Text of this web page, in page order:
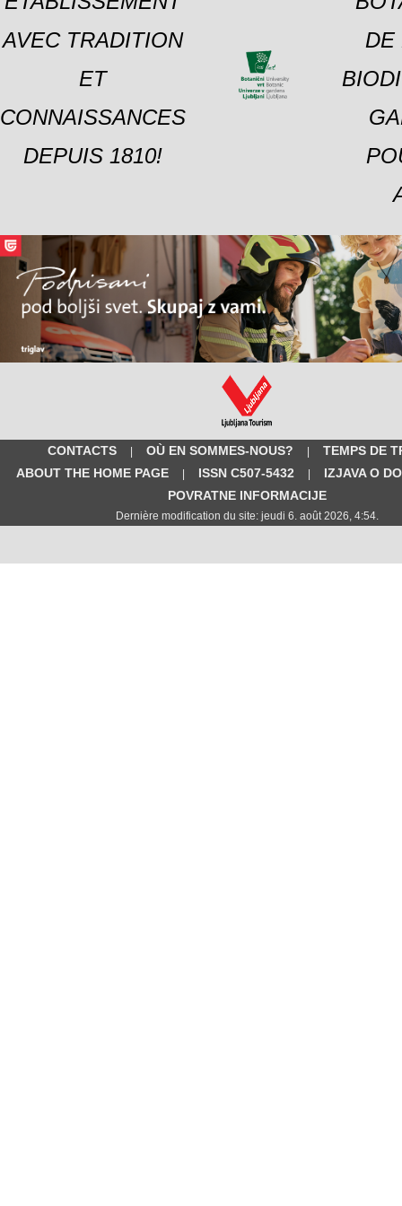
AVEC TRADITION
ET
CONNAISSANCES
DEPUIS 1810!
DE
CONTACTS OÙ EN SOMMES-NOUS?
TEMPS DE
ABOUT THE HOME PAGE
ISSN C507-5432
IZJAVA O
POVRATNE INFORMACIJE
Dernière modification du site: jeudi 6. août 2026, 4:54.